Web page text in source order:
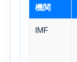
機関
IMF